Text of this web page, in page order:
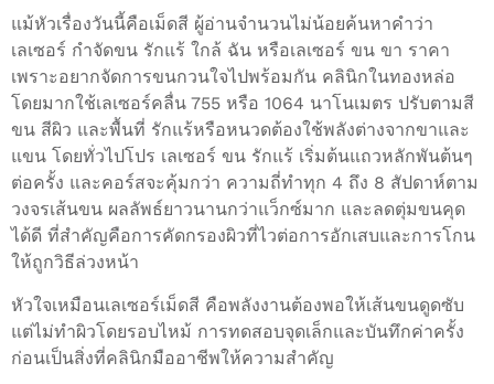
แม้หัวเรื่องวันนี้คือเม็ดสี ผู้อ่านจำนวนไม่น้อยค้นหาคำว่า
เลเซอร์ กำจัดขน รักแร้ ใกล้ ฉัน หรือเลเซอร์ ขน ขา ราคา
เพราะอยากจัดการขนกวนใจไปพร้อมกัน คลินิกในทองหล่อ
โดยมากใช้เลเซอร์คลื่น 755 หรือ 1064 นาโนเมตร ปรับตามสี
ขน สีผิว และพื้นที่ รักแร้หรือหนวดต้องใช้พลังต่างจากขาและ
แขน โดยทั่วไปโปร เลเซอร์ ขน รักแร้ เริ่มต้นแถวหลักพันต้นๆ
ต่อครั้ง และคอร์สจะคุ้มกว่า ความถี่ทำทุก 4 ถึง 8 สัปดาห์ตาม
วงจรเส้นขน ผลลัพธ์ยาวนานกว่าแว็กซ์มาก และลดตุ่มขนคุด
ได้ดี ที่สำคัญคือการคัดกรองผิวที่ไวต่อการอักเสบและการโกน
ให้ถูกวิธีล่วงหน้า
หัวใจเหมือนเลเซอร์เม็ดสี คือพลังงานต้องพอให้เส้นขนดูดซับ
แต่ไม่ทำผิวโดยรอบไหม้ การทดสอบจุดเล็กและบันทึกค่าครั้ง
ก่อนเป็นสิ่งที่คลินิกมืออาชีพให้ความสำคัญ